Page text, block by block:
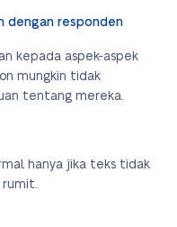
dengan responden
kepada aspek-aspek
mungkin tidak
tentang mereka.
hanya jika teks tidak
rumit.